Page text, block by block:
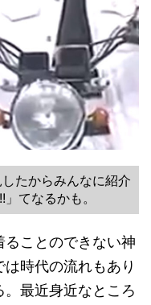
たからみんなに紹介
てなるかも。
ることのできない神
時代の流れもあり
最近身近なところ